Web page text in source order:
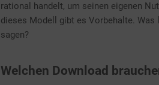
rational handelt, um seinen eigenen
dieses Modell gibt es Vorbehalte. Was
sagen?
Welchen Download